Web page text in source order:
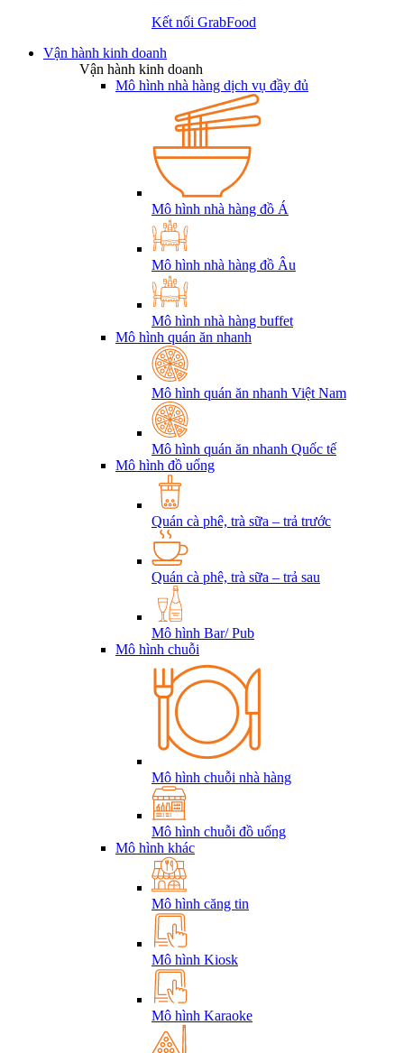
Kết nối GrabFood
Vận hành kinh doanh
Vận hành kinh doanh
Mô hình nhà hàng dịch vụ đầy đủ
Mô hình nhà hàng đồ Á
Mô hình nhà hàng đồ Âu
Mô hình nhà hàng buffet
Mô hình quán ăn nhanh
Mô hình quán ăn nhanh Việt Nam
Mô hình quán ăn nhanh Quốc tế
Mô hình đồ uống
Quán cà phê, trà sữa – trả trước
Quán cà phê, trà sữa – trả sau
Mô hình Bar/ Pub
Mô hình chuỗi
Mô hình chuỗi nhà hàng
Mô hình chuỗi đồ uống
Mô hình khác
Mô hình căng tin
Mô hình Kiosk
Mô hình Karaoke